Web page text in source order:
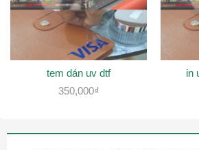
tem dán uv dtf
350,000₫
in